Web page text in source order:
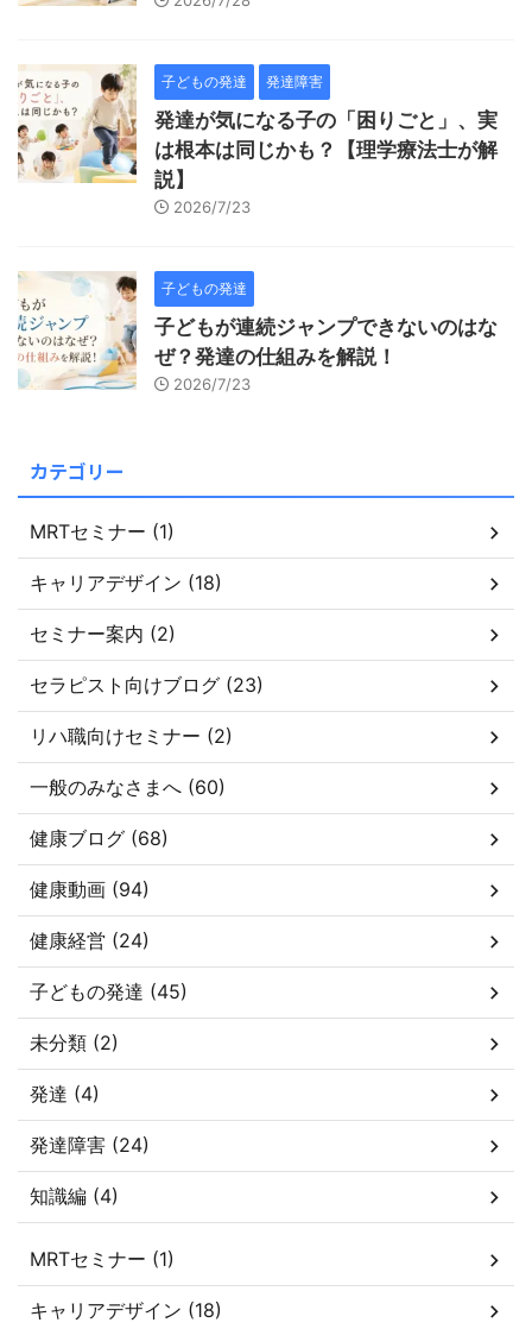
子どもの発達 発達障害
発達が気になる子の「困りごと」、実
は根本は同じかも？【理学療法士が解
説】
2026/7/23
子どもの発達
子どもが連続ジャンプできないのはな
ぜ？発達の仕組みを解説！
2026/7/23
カテゴリー
MRTセミナー (1)
キャリアデザイン (18)
セミナー案内 (2)
セラピスト向けブログ (23)
リハ職向けセミナー (2)
一般のみなさまへ (60)
健康ブログ (68)
健康動画 (94)
健康経営 (24)
子どもの発達 (45)
未分類 (2)
発達 (4)
発達障害 (24)
知識編 (4)
MRTセミナー (1)
キャリアデザイン (18)